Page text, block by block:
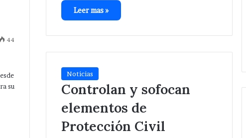
Leer mas »
44
su
Noticias
Controlan y sofocan
elementos de
Protección Civil